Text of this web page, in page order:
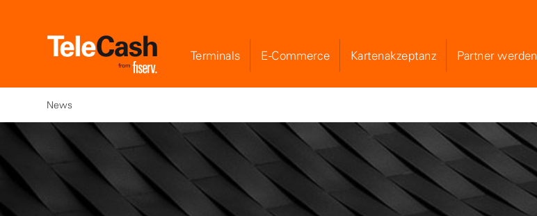
Terminals E-Commerce Kartenakzeptanz Partner werden
News